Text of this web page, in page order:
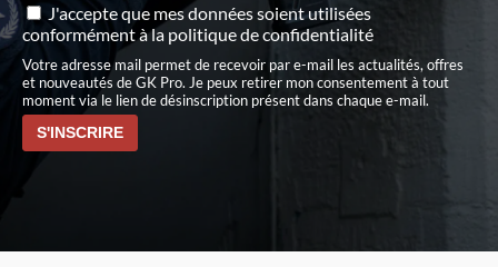
J'accepte que mes données soient utilisées
conformément àla politique de confidentialité
Votre adresse mail permet de recevoir par e-mail les actualités, offres
et nouveautés de GK Pro. Je peux retirer mon consentement à tout
moment via le lien de désinscription présent dans chaque e-mail.